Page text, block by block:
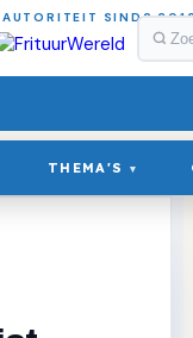
SINDS
THEMA'S ▾